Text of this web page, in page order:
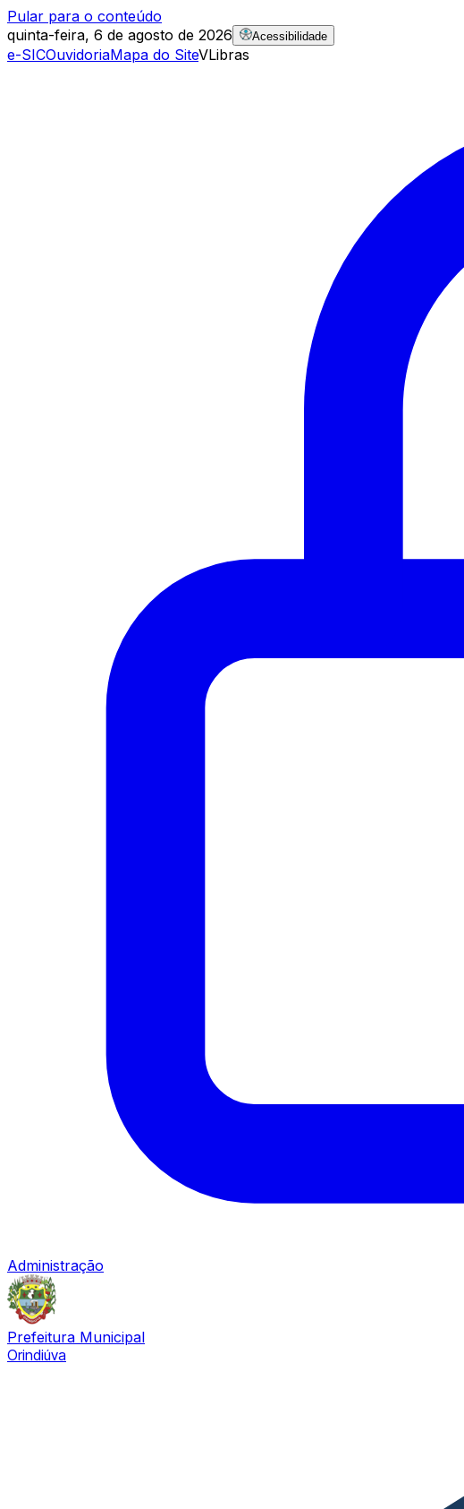
Pular para o conteúdo
quinta-feira, 6 de agosto de 2026
Acessibilidade
e-SICOuvidoriaMapa do SiteVLibras
Administração
Prefeitura Municipal
Orindiúva